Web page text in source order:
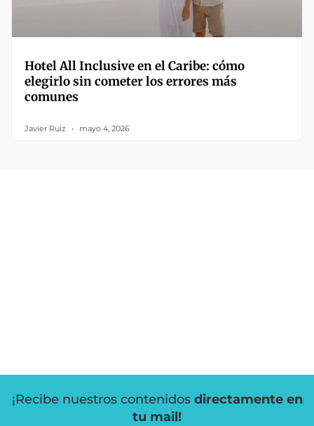
Hotel All Inclusive en el Caribe: cómo
elegirlo sin cometer los errores más
comunes
Javier Ruiz mayo 4, 2026
¡Recibe nuestros contenidos directamente en
tu mail!